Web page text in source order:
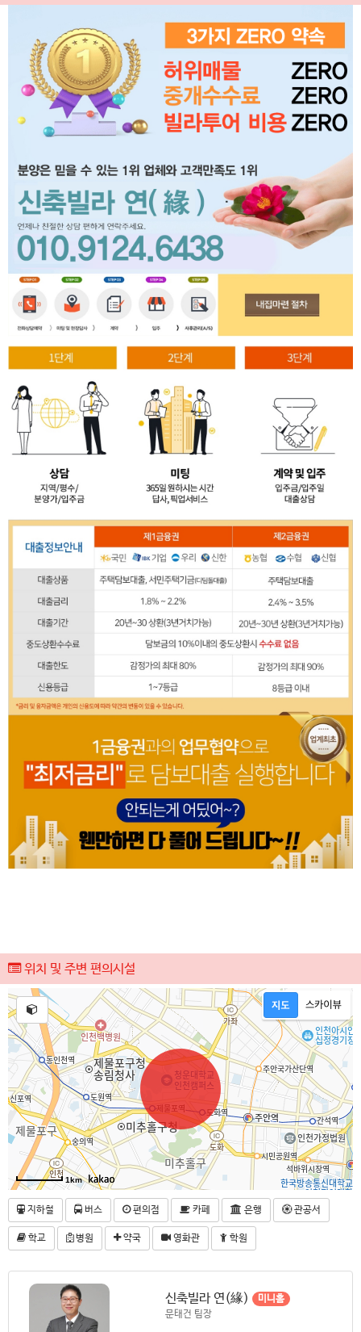
위치 및 주변 편의시설
1km
지하철 버스 편의점 카페 은행 관공서
학교 병원 약국 영화관 학원
신축빌라 연(緣) 미니홈
문태건 팀장